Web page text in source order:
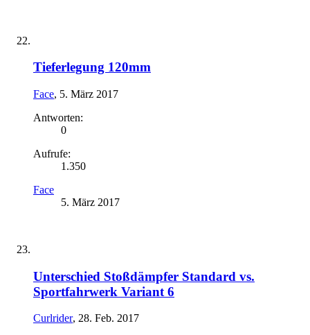
Tieferlegung 120mm
Face, 5. März 2017
Antworten:
0
Aufrufe:
1.350
Face
5. März 2017
Unterschied Stoßdämpfer Standard vs.
Sportfahrwerk Variant 6
Curlrider, 28. Feb. 2017